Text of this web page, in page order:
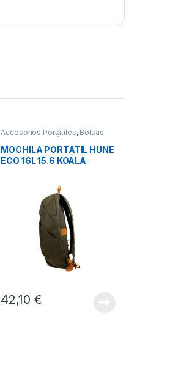
Accesorios Portátiles, Bolsas
Transporte Portátiles
MOCHILA PORTATIL HUNE
ECO 16L 15.6 KOALA
42,10 €